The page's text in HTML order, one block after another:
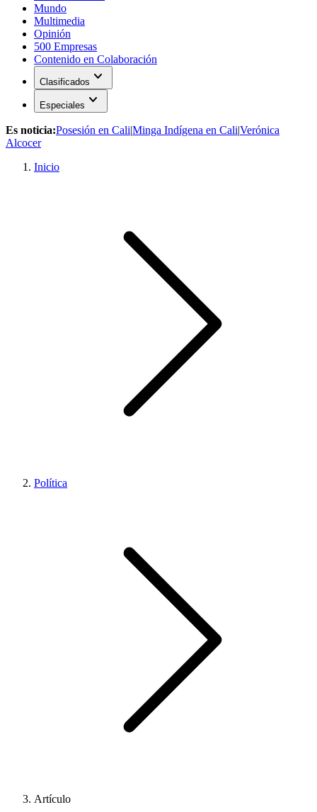
Mundo
Multimedia
Opinión
500 Empresas
Contenido en Colaboración
Clasificados expand_more
Especiales expand_more
Es noticia:Posesión en Cali|Minga Indígena en Cali|Verónica
Alcocer
Inicio
Política
Artículo